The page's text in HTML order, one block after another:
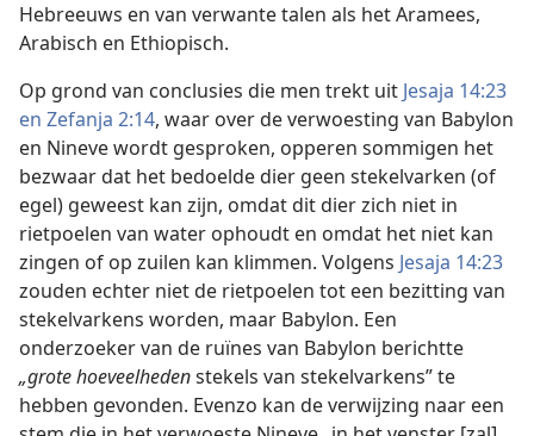
Hebreeuws en van verwante talen als het Aramees,
Arabisch en Ethiopisch.
Op grond van conclusies die men trekt uit Jesaja 14:23
en Zefanja 2:14, waar over de verwoesting van Babylon
en Nineve wordt gesproken, opperen sommigen het
bezwaar dat het bedoelde dier geen stekelvarken (of
egel) geweest kan zijn, omdat dit dier zich niet in
rietpoelen van water ophoudt en omdat het niet kan
zingen of op zuilen kan klimmen. Volgens Jesaja 14:23
zouden echter niet de rietpoelen tot een bezitting van
stekelvarkens worden, maar Babylon. Een
onderzoeker van de ruïnes van Babylon berichtte
„grote hoeveelhedenstekels van stekelvarkens” te
hebben gevonden. Evenzo kan de verwijzing naar een